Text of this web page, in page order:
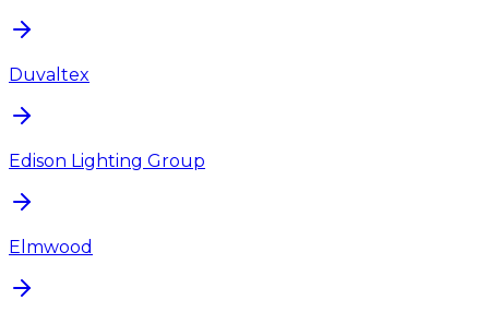
Duvaltex
Edison Lighting Group
Elmwood